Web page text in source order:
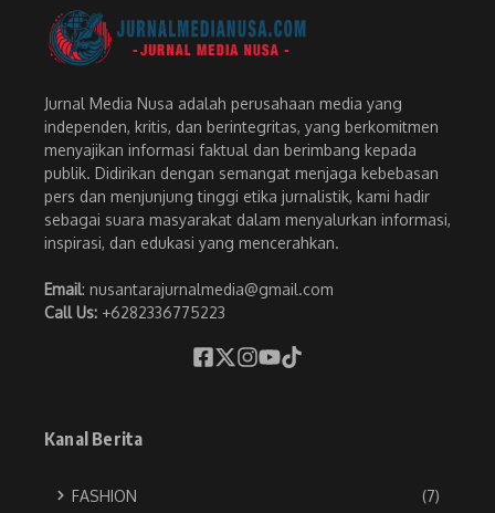
Jurnal Media Nusa adalah perusahaan media yang
independen, kritis, dan berintegritas, yang berkomitmen
menyajikan informasi faktual dan berimbang kepada
publik. Didirikan dengan semangat menjaga kebebasan
pers dan menjunjung tinggi etika jurnalistik, kami hadir
sebagai suara masyarakat dalam menyalurkan informasi,
inspirasi, dan edukasi yang mencerahkan.
Email: nusantarajurnalmedia@gmail.com
Call Us: +6282336775223
Kanal Berita
FASHION (7)